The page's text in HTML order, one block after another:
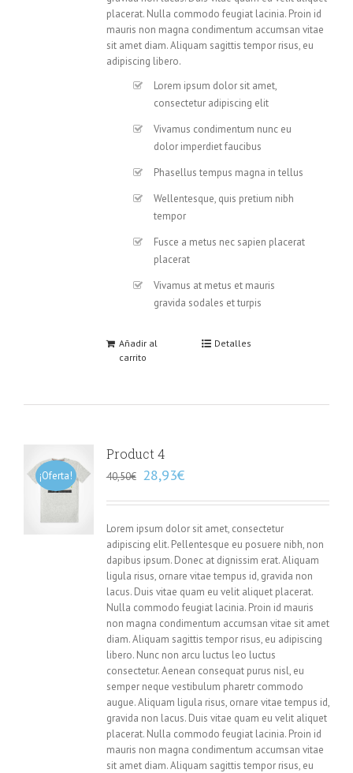
placerat. Nulla commodo feugiat lacinia. Proin id
mauris non magna condimentum accumsan vitae
sit amet diam. Aliquam sagittis tempor risus, eu
adipiscing libero.
Lorem ipsum dolor sit amet,
consectetur adipiscing elit
Vivamus condimentum nunc eu
dolor imperdiet faucibus
Phasellus tempus magna in tellus
Wellentesque, quis pretium nibh
tempor
Fusce a metus nec sapien placerat
placerat
Vivamus at metus et mauris
gravida sodales et turpis
Añadir al
carrito
Detalles
¡Oferta!
Product 4
40,50€ 28,93€
Lorem ipsum dolor sit amet, consectetur
adipiscing elit. Pellentesque eu posuere nibh, non
dapibus ipsum. Donec at dignissim erat. Aliquam
ligula risus, ornare vitae tempus id, gravida non
lacus. Duis vitae quam eu velit aliquet placerat.
Nulla commodo feugiat lacinia. Proin id mauris
non magna condimentum accumsan vitae sit amet
diam. Aliquam sagittis tempor risus, eu adipiscing
libero. Nunc non arcu luctus leo luctus
consectetur. Aenean consequat purus nisl, eu
semper neque vestibulum pharetr commodo
augue. Aliquam ligula risus, ornare vitae tempus id,
gravida non lacus. Duis vitae quam eu velit aliquet
placerat. Nulla commodo feugiat lacinia. Proin id
mauris non magna condimentum accumsan vitae
sit amet diam. Aliquam sagittis tempor risus, eu